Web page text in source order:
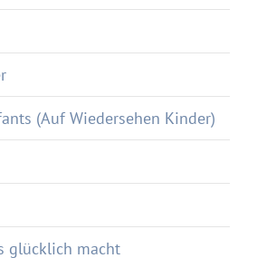
(Auf Wiedersehen Kinder)
glücklich macht